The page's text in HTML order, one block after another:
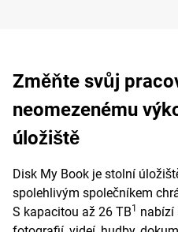
Změňte svůj
neomezenému
úložiště
Disk My Book je stolní
spolehlivým společníkem
S kapacitou až 26 TB1
nabízí